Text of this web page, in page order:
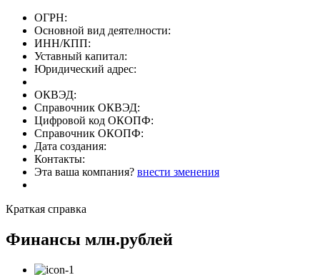
ОГРН:
Основной вид деятелности:
ИНН/КПП:
Уставный капитал:
Юридический адрес:
ОКВЭД:
Справочник ОКВЭД:
Цифровой код ОКОПФ:
Справочник ОКОПФ:
Дата создания:
Контакты:
Эта ваша компания? внести зменения
Краткая справка
Финансы млн.рублей